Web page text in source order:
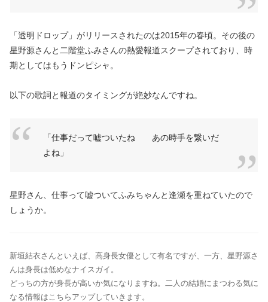
「透明ドロップ」がリリースされたのは2015年の春頃。その後の
星野源さんと二階堂ふみさんの熱愛報道スクープされており、時
期としてはもうドンピシャ。
以下の歌詞と報道のタイミングが絶妙なんですね。
「仕事だって嘘ついたね あの時手を繋いだ
よね」
星野さん、仕事って嘘ついてふみちゃんと逢瀬を重ねていたので
しょうか。
新垣結衣さんといえば、高身長女優として有名ですが、一方、星野源さ
んは身長は低めなナイスガイ。
どっちの方が身長が高いか気になりますね。二人の結婚にまつわる気に
なる情報はこちらアップしていきます。